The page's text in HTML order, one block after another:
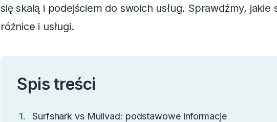
się skalą i podejściem do swoich usług. Sprawdźmy, jakie
różnice i usługi.
Spis treści
Surfshark vs Mullvad: podstawowe informacje